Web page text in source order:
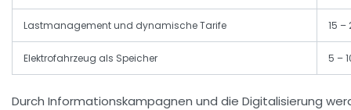
Lastmanagement und dynamische Tarife 15 –
Elektrofahrzeug als Speicher 5 –
Durch Informationskampagnen und die Digitalisierung